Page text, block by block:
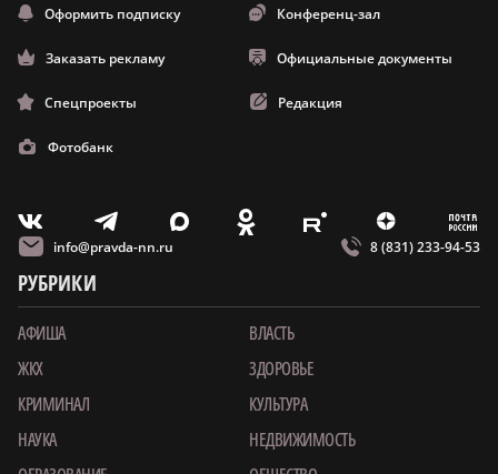
Оформить подписку Конференц-зал
Заказать рекламу Официальные документы
Спецпроекты Редакция
Фотобанк
V T X O E Z m
info@pravda-nn.ru 8 (831) 233-94-53
РУБРИКИ
АФИША
ВЛАСТЬ
ЖКХ
ЗДОРОВЬЕ
КРИМИНАЛ
КУЛЬТУРА
НАУКА
НЕДВИЖИМОСТЬ